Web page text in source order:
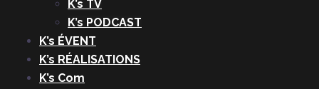
K’s TV
K’s PODCAST
K’s ÉVENT
K’s RÉALISATIONS
K’s Com